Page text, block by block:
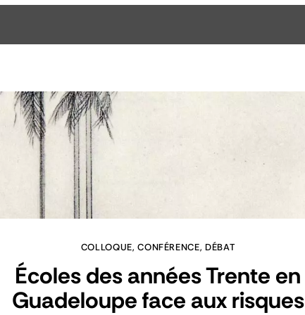
COLLOQUE, CONFÉRENCE, DÉBAT
Écoles des années Trente en
Guadeloupe face aux risques